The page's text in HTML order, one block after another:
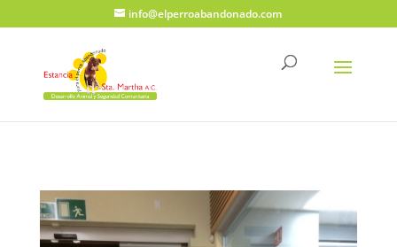
info@elperroabandonado.com